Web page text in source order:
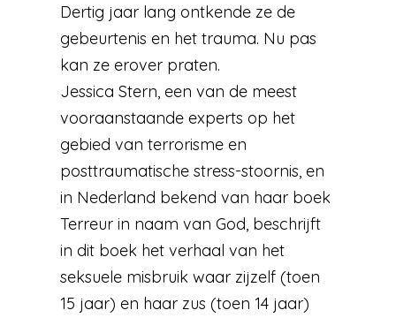
Dertig jaar lang ontkende ze de
gebeurtenis en het trauma. Nu pas
kan ze erover praten.
Jessica Stern, een van de meest
vooraanstaande experts op het
gebied van terrorisme en
posttraumatische stress-stoornis, en
in Nederland bekend van haar boek
Terreur in naam van God, beschrijft
in dit boek het verhaal van het
seksuele misbruik waar zijzelf (toen
15 jaar) en haar zus (toen 14 jaar)